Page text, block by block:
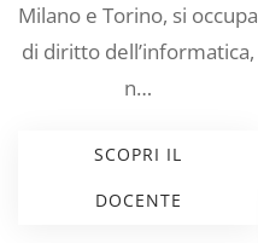
Milano e Torino, si occupa
di diritto dell’informatica,
n…
SCOPRI IL
DOCENTE